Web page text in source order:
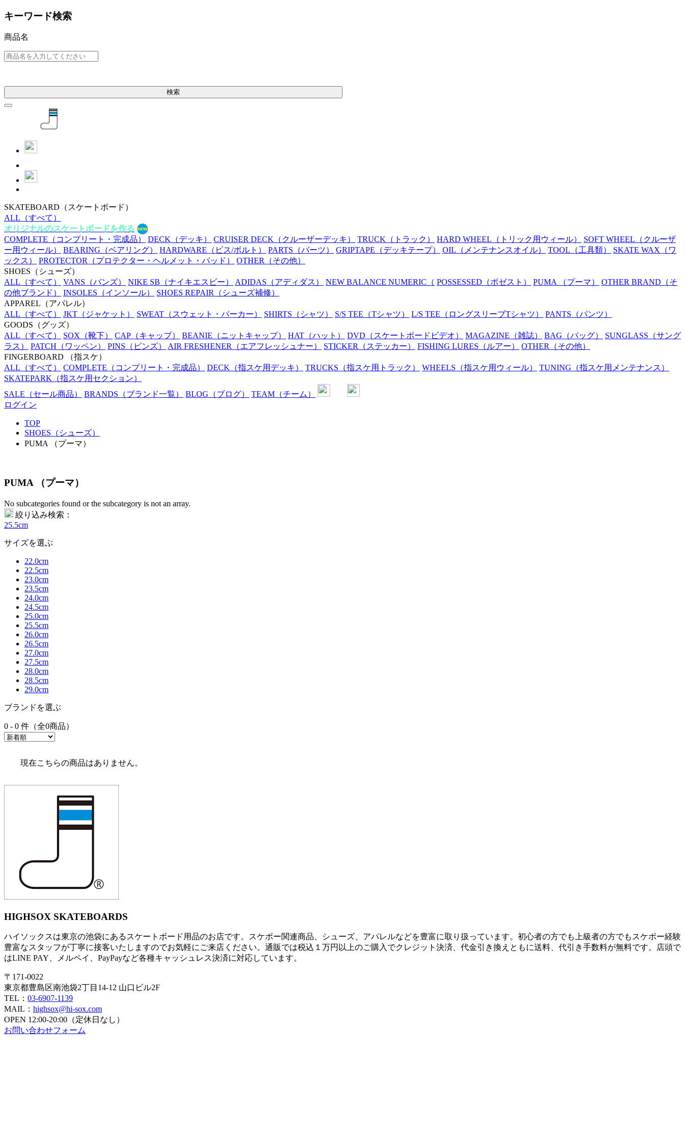
キーワード検索
商品名
検索
SKATEBOARD （スケートボード）
ALL （すべて）
オリジナルのスケートボードを作る
COMPLETE （コンプリート・完成品） DECK （デッキ） CRUISER DECK （クルーザーデッキ） TRUCK （トラック） HARD WHEEL （トリック用ウィール） SOFT WHEEL （クルーザ
ー用ウィール）
BEARING （ベアリング） HARDWARE （ビス/ボルト） PARTS （パーツ） GRIPTAPE （デッキテープ） OIL （メンテナンスオイル） TOOL （工具類） SKATE WAX （ワ
ックス）
PROTECTOR （プロテクター・ヘルメット・パッド） OTHER （その他）
SHOES （シューズ）
ALL （すべて） VANS （バンズ） NIKE SB （ナイキエスビー） ADIDAS （アディダス） NEW BALANCE NUMERIC （ POSSESSED （ポゼスト） PUMA （プーマ） OTHER BRAND （そ
の他ブランド）
INSOLES （インソール） SHOES REPAIR （シューズ補修）
APPAREL （アパレル）
ALL （すべて） JKT （ジャケット） SWEAT （スウェット・パーカー） SHIRTS （シャツ） S/S TEE （Tシャツ） L/S TEE （ロングスリーブTシャツ） PANTS （パンツ）
GOODS （グッズ）
ALL （すべて） SOX （靴下） CAP （キャップ） BEANIE （ニットキャップ） HAT （ハット） DVD （スケートボードビデオ） MAGAZINE （雑誌） BAG （バッグ） SUNGLASS （サング
ラス）
PATCH （ワッペン） PINS （ピンズ） AIR FRESHENER （エアフレッシュナー） STICKER （ステッカー） FISHING LURES （ルアー） OTHER （その他）
FINGERBOARD
（指スケ）
ALL （すべて） COMPLETE （コンプリート・完成品） DECK （指スケ用デッキ） TRUCKS （指スケ用トラック） WHEELS （指スケ用ウィール） TUNING （指スケ用メンテナンス）
SKATEPARK （指スケ用セクション）
SALE （セール商品） BRANDS （ブランド一覧） BLOG （ブログ） TEAM （チーム）
ログイン
TOP
SHOES（シューズ）
PUMA （プーマ）
PUMA （プーマ）
No subcategories found or the subcategory is not an array.
絞り込み検索：
25.5cm
サイズを選ぶ
22.0cm
22.5cm
23.0cm
23.5cm
24.0cm
24.5cm
25.0cm
25.5cm
26.0cm
26.5cm
27.0cm
27.5cm
28.0cm
28.5cm
29.0cm
ブランドを選ぶ
0 - 0 件（全0商品）
現在こちらの商品はありません。
HIGHSOX SKATEBOARDS
ハイソックスは東京の池袋にあるスケートボード用品のお店です。スケボー関連商品、シューズ、アパレルなどを豊富に取り扱っています。初心者の方でも上級者の方でもスケボー経験
豊富なスタッフが丁寧に接客いたしますのでお気軽にご来店ください。通販では税込１万円以上のご購入でクレジット決済、代金引き換えともに送料、代引き手数料が無料です。店頭で
はLINE PAY、メルペイ、PayPayなど各種キャッシュレス決済に対応しています。
〒171-0022
東京都豊島区南池袋2丁目14-12 山口ビル2F
TEL： 03-6907-1139
MAIL： highsox@hi-sox.com
OPEN 12:00-20:00（定休日なし）
お問い合わせフォーム